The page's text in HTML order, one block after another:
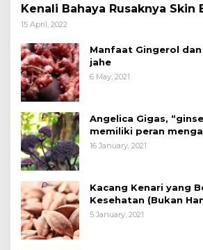
Kenali Bahaya Rusaknya Skin
15 April, 2022
Manfaat Gingerol
jahe
6 May, 2021
Angelica Gigas,
memiliki peran
16 January, 2021
Kacang Kenari yang
Kesehatan (Bukan
Kue)
5 January, 2021